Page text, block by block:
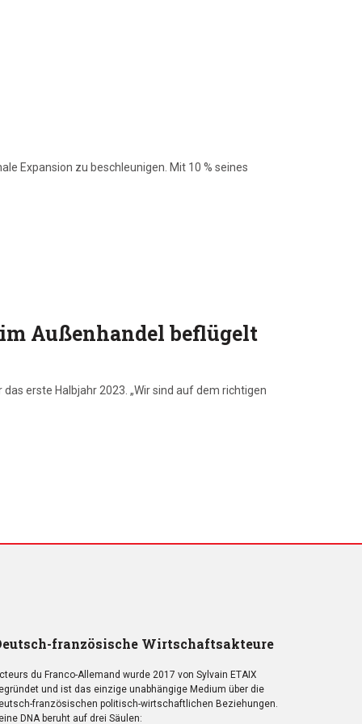
Expansion zu beschleunigen. Mit 10 % seines
Außenhandel beflügelt
erste Halbjahr 2023. „Wir sind auf dem richtigen
französische Wirtschaftsakteure
du Franco-Allemand wurde 2017 von Sylvain ETAIX
und ist das einzige unabhängige Medium über die
französischen politisch-wirtschaftlichen Beziehungen.
DNA beruht auf drei Säulen: